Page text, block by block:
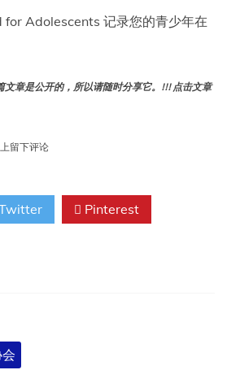
Adolescents 记录您的青少年在
文章是公开的，所以请随时分享它。!!! 点击文章
青
免
疫
接
上留下评论
Pinterest